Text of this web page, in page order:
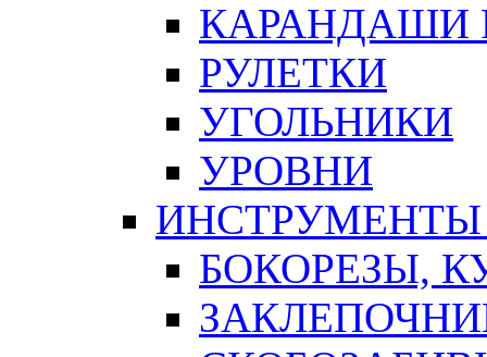
КАРАНДАШИ
РУЛЕТКИ
УГОЛЬНИКИ
УРОВНИ
БОКОРЕЗЫ,